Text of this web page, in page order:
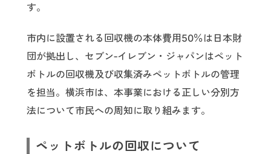
す。
市内に設置される回収機の本体費用50％は日本財
団が拠出し、セブン‐イレブン・ジャパンはペット
ボトルの回収機及び収集済みペットボトルの管理
を担当。横浜市は、本事業における正しい分別方
法について市民への周知に取り組みます。
ペットボトルの回収について